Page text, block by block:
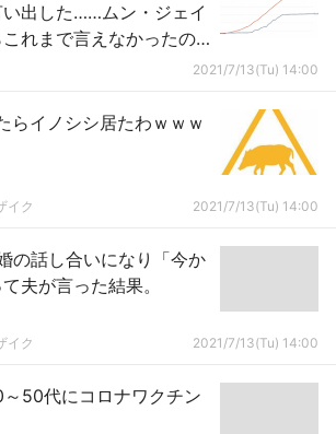
出した……ムン・ジェイ
れまで言えなかったの
2021/7/13(Tu) 14:00
らイノシシ居たわｗｗｗ
イク 2021/7/13(Tu) 14:00
の話し合いになり「今か
夫が言った結果。
イク 2021/7/13(Tu) 14:00
～50代にコロナワクチン